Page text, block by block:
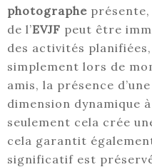
photographe
de l’EVJF peut être
des activités
simplement lors de
amis, la présence d’une
dimension dynamique
seulement cela crée
cela garantit
significatif est